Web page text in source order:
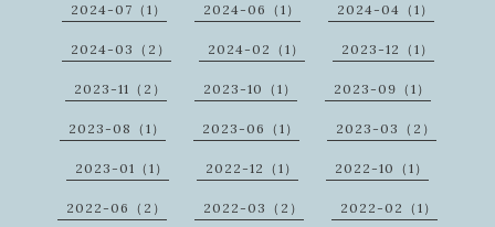
2024-07（1） 2024-06（1） 2024-04（1）
2024-03（2） 2024-02（1） 2023-12（1）
2023-11（2） 2023-10（1） 2023-09（1）
2023-08（1） 2023-06（1） 2023-03（2）
2023-01（1） 2022-12（1） 2022-10（1）
2022-06（2） 2022-03（2） 2022-02（1）